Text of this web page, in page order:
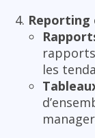
Reporting
les